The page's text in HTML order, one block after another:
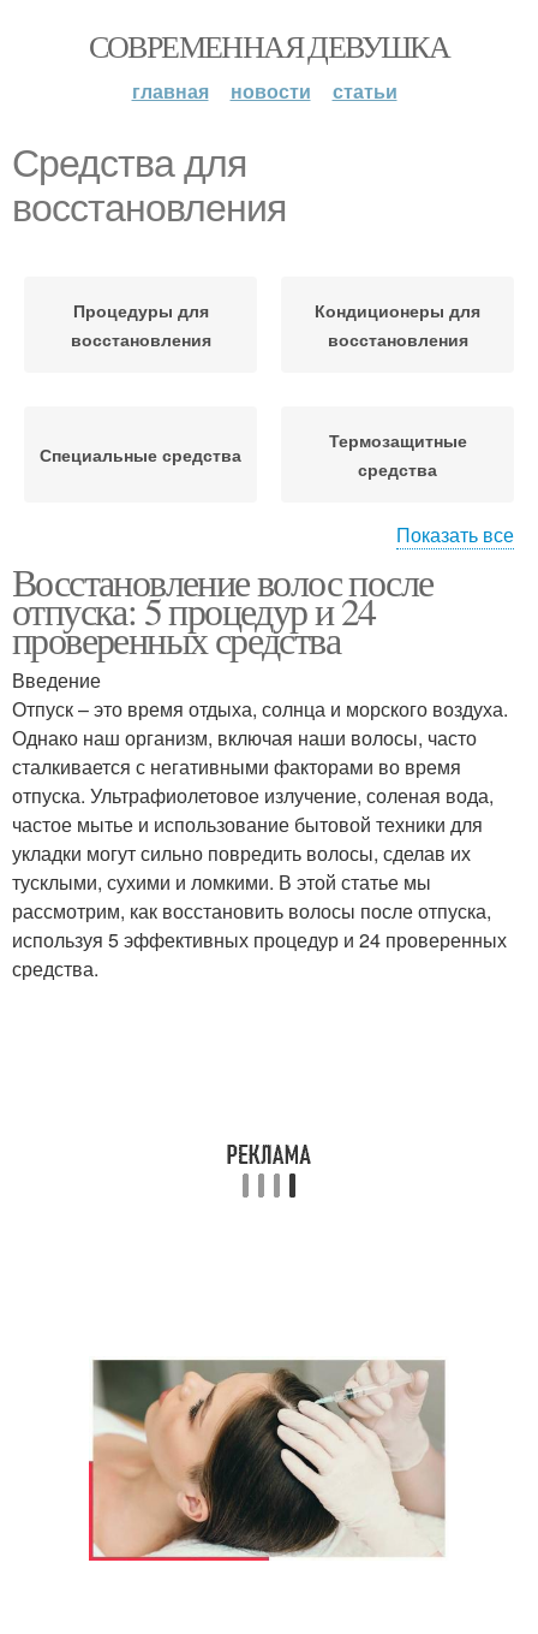
СОВРЕМЕННАЯ ДЕВУШКА
главная новости статьи
Средства для
восстановления
Процедуры для
восстановления
Кондиционеры для
восстановления
Специальные средства
Термозащитные
средства
восстановления
Домашние средства
Шампунь для
восстановления
Питание при
восстановлении
Питание в
восстановлении
Масла для
восстановления
Питание для
Показать все
Восстановление волос после
отпуска: 5 процедур и 24
проверенных средства
Введение
Отпуск – это время отдыха, солнца и морского воздуха.
Однако наш организм, включая наши волосы, часто
сталкивается с негативными факторами во время
отпуска. Ультрафиолетовое излучение, соленая вода,
частое мытье и использование бытовой техники для
укладки могут сильно повредить волосы, сделав их
тусклыми, сухими и ломкими. В этой статье мы
рассмотрим, как восстановить волосы после отпуска,
используя 5 эффективных процедур и 24 проверенных
средства.